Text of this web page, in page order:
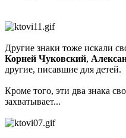
Другие знаки тоже искали
Корней Чуковский,
другие, писавшие для детей.
Кроме того, эти два знака
захватывает...